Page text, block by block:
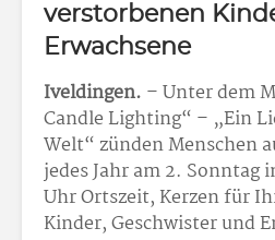
verstorbenen
Erwachsene
Iveldingen. – Unter dem
Candle Lighting“ – „Ein
Welt“ zünden Menschen
jedes Jahr am 2. Sonntag
Uhr Ortszeit, Kerzen für
Kinder, Geschwister und